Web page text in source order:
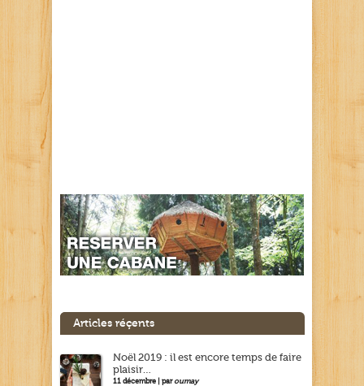
Articles réçents
Noël 2019 : il est encore temps de faire
plaisir…
11 décembre | paroumay